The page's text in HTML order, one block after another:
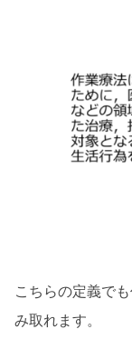
こちらの定義で
み取れます。